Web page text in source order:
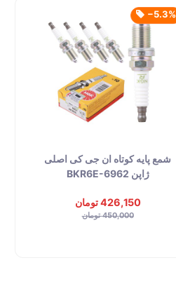
‎−5.3%
شمع پایه کوتاه ان جی کی اصلی
ژاپن BKR6E-6962
426,150 تومان
450,000 تومان